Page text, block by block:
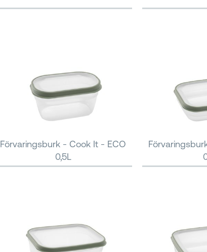
Förvaringsburk - Cook It - ECO
0,5L